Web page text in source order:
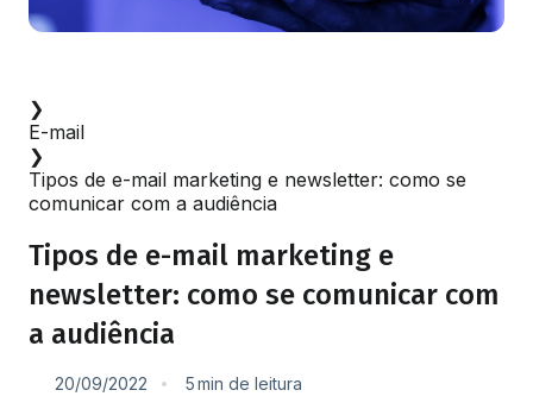
❯
E-mail
❯
Tipos de e-mail marketing e newsletter: como se
comunicar com a audiência
Tipos de e-mail marketing e
newsletter: como se comunicar com
a audiência
20/09/2022 5min de leitura